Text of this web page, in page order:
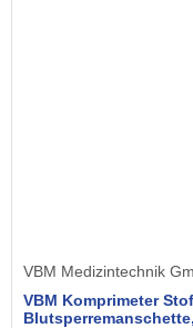
VBM Medizintechnik
VBM Komprimeter